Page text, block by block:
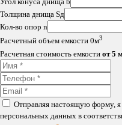
Толщина днища Sд
Кол-во опор n
Расчетный объем емкости 0м3
Расчетная стоимость емкости от 5
Отправляя настоящую форму, я
персональных данных в